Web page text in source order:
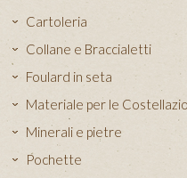
Cartoleria
Collane e Braccialetti
Foulard in seta
Materiale per le
Minerali e pietre
Pochette